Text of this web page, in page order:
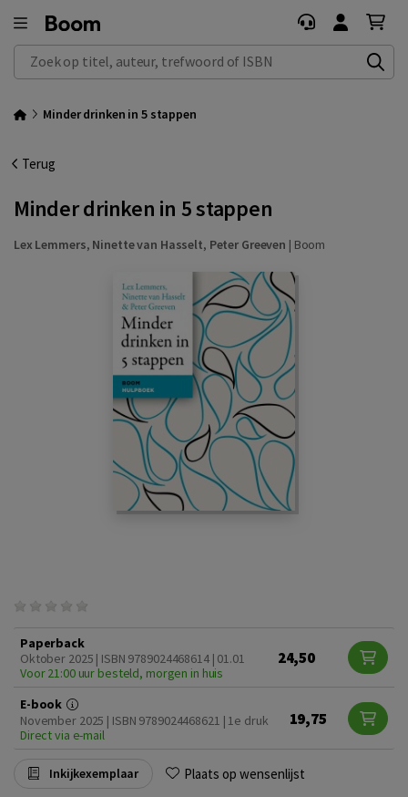
Zoek op titel, auteur, trefwoord of ISBN
Minder drinken in 5 stappen
Terug
Minder drinken in 5 stappen
Lex Lemmers, Ninette van Hasselt, Peter Greeven | Boom
Paperback
Oktober 2025 | ISBN 9789024468614 | 01.01
Voor 21:00 uur besteld, morgen in huis
24,50
E-book
November 2025 | ISBN 9789024468621 | 1e druk
Direct via e-mail
19,75
Inkijkexemplaar Plaats op wensenlijst